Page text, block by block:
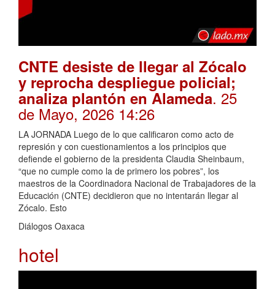
CNTE desiste de llegar al Zócalo
y reprocha despliegue policial;
analiza plantón en Alameda. 25
de Mayo, 2026 14:26
LA JORNADA Luego de lo que calificaron como acto de
represión y con cuestionamientos a los principios que
defiende el gobierno de la presidenta Claudia Sheinbaum,
“que no cumple como la de primero los pobres”, los
maestros de la Coordinadora Nacional de Trabajadores de la
Educación (CNTE) decidieron que no intentarán llegar al
Zócalo. Esto
Diálogos Oaxaca
hotel